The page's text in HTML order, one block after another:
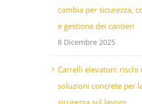
cambia per sicurezza,
e gestione dei cantieri
8 Dicembre 2025
Carrelli elevatori: rischi
soluzioni concrete per